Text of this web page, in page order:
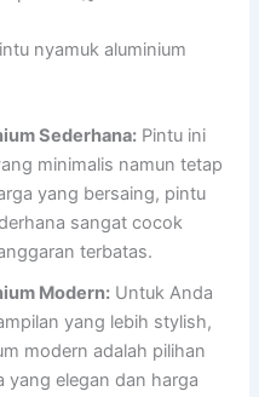
nyamuk aluminium
Sederhana: Pintu ini
minimalis namun tetap
yang bersaing, pintu
sangat cocok
terbatas.
Modern: Untuk Anda
yang lebih stylish,
modern adalah pilihan
yang elegan dan harga